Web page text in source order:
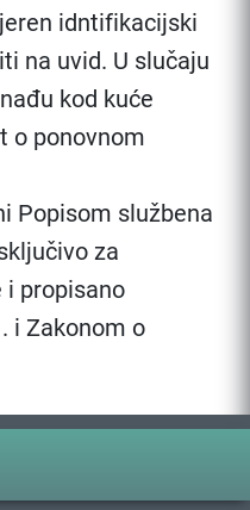
idntifikacijski
na uvid. U slučaju
kod kuće
o ponovnom
Popisom službena
za
i propisano
i Zakonom o